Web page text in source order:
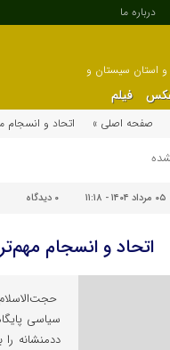
درباره ما
و استان سیستان و
فیلم
صفحه اصلی » اتحاد و انسجام
۰۵ مرداد ۱۴۰۴ - ۱۱:۱۸ ۰ دیدگاه
اتحاد و انسجام
سیاسی
ددمنشانه